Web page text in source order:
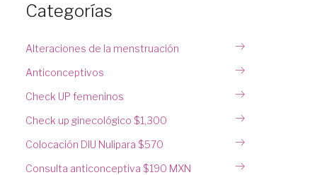
Categorías
Alteraciones de la menstruación
Anticonceptivos
Check UP femeninos
Check up ginecológico $1,300
Colocación DIU Nulipara $570
Consulta anticonceptiva $190 MXN